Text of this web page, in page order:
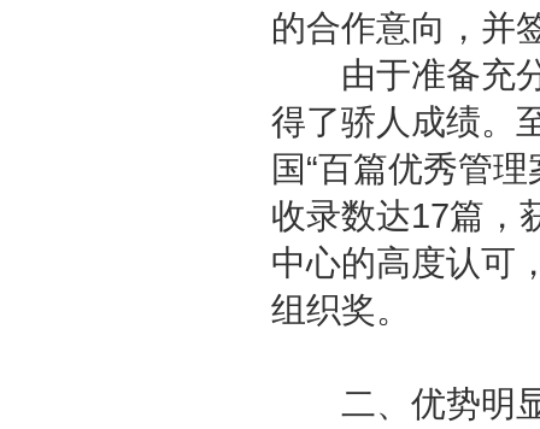
的合作意向，并
由于准备充分
得了骄人成绩。
国“百篇优秀管
收录数达17篇，
中心的高度认可
组织奖。
二、优势明显